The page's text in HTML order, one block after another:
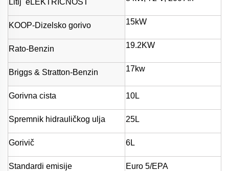
KOOP-Dizelsko gorivo 15kW
Rato-Benzin 19.2KW
Briggs & Stratton-Benzin 17kw
Gorivna cista 10L
Spremnik hidrauličkog ulja 25L
Gorivič 6L
Standardi emisije Euro 5/EPA